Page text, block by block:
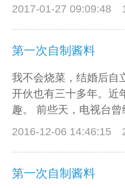
2017-01-27 09:09:48
第一次自制酱料
我不会烧菜，结婚后自
开伙也有三十多年。近
趣。 前些天，电视台
2016-12-06 14:46:15
第一次自制酱料